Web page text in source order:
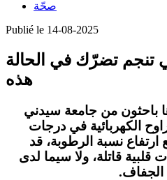
صحّة
Publié le 14-08-2025
تنجم تضرّك في الحالة
هذه
باحثون من جامعة سيدني
الكهربائية في درجات
ارتفاع نسبة الرطوبة، قد
قلبية قاتلة، ولا سيما لدى
الجفاف.